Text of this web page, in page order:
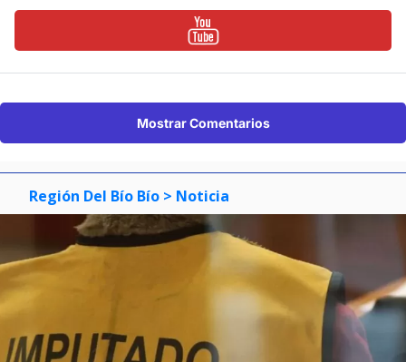
Mostrar Comentarios
Región Del Bío Bío > Noticia